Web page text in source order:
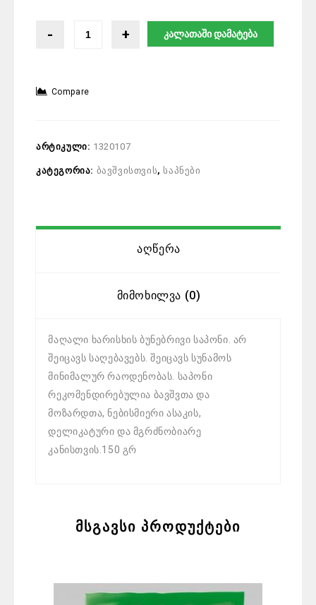
კალათაში დამატება
Compare
არტიკული: 1320107
კატეგორია: ბავშვისთვის, საპნები
Აღწერა
Მიმოხილვა (0)
მაღალი ხარისხის ბუნებრივი საპონი. არ
შეიცავს საღებავებს. შეიცავს სუნამოს
მინიმალურ რაოდენობას. საპონი
რეკომენდირებულია ბავშვთა და
მოზარდთა, ნებისმიერი ასაკის,
დელიკატური და მგრძნობიარე
კანისთვის.150 გრ
მსგავსი პროდუქტები